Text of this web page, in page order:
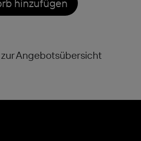
hinzufügen
Angebotsübersicht